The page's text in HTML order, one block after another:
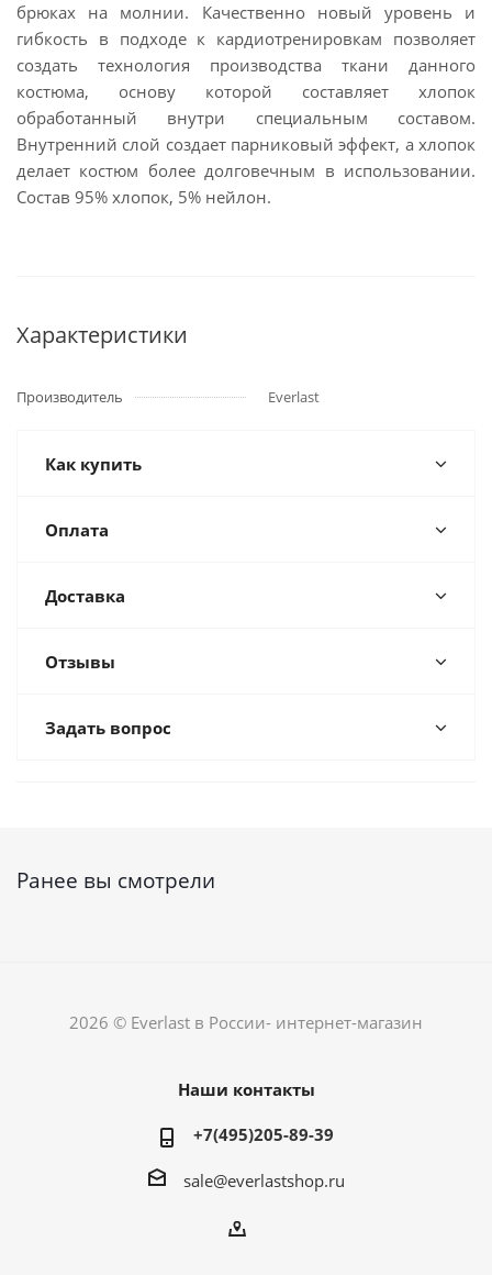
брюках на молнии. Качественно новый уровень и
гибкость в подходе к кардиотренировкам позволяет
создать технология производства ткани данного
костюма, основу которой составляет хлопок
обработанный внутри специальным составом.
Внутренний слой создает парниковый эффект, а хлопок
делает костюм более долговечным в использовании.
Состав 95% хлопок, 5% нейлон.
Характеристики
Производитель Everlast
Как купить
Оплата
Доставка
Отзывы
Задать вопрос
Ранее вы смотрели
2026 © Everlast в России- интернет-магазин
Наши контакты
+7(495)205-89-39
sale@everlastshop.ru